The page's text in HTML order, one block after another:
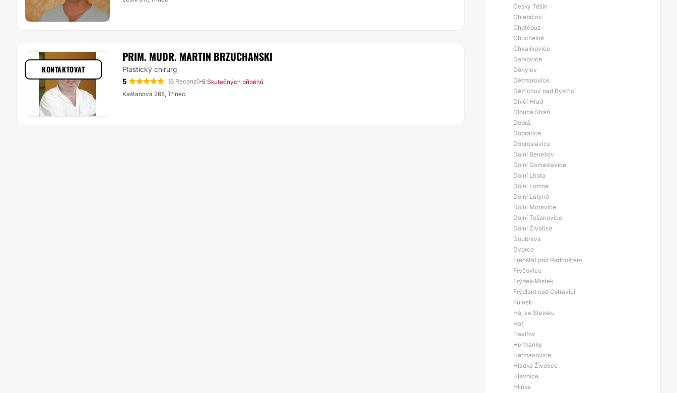
PRIM. MUDR. MARTIN BRZUCHANSKI
Plastický chirurg
5
(6 Recenzí)·5 Skutečných příběhů
Kaštanová 268, Třinec
KONTAKTOVAT
Český Těšín
Chlebičov
Chotěbuz
Chuchelná
Chvalíkovice
Darkovice
Děhylov
Dětmarovice
Dětřichov nad Bystřicí
Dívčí Hrad
Dlouhá Stráň
Dobrá
Dobratice
Dobroslavice
Dolní Benešov
Dolní Domaslavice
Dolní Lhota
Dolní Lomná
Dolní Lutyně
Dolní Moravice
Dolní Tošanovice
Dolní Životice
Doubrava
Dvorce
Frenštát pod Radhoštěm
Fryčovice
Frýdek-Místek
Frýdlant nad Ostravicí
Fulnek
Háj ve Slezsku
Hať
Havířov
Heřmánky
Heřmanovice
Hladké Životice
Hlavnice
Hlinka